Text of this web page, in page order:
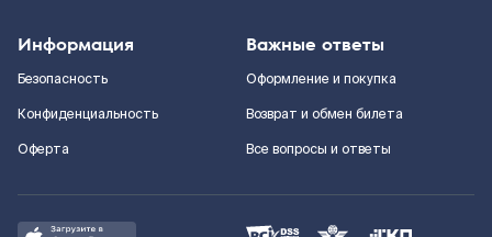
Информация
Безопасность
Конфиденциальность
Оферта
Важные ответы
Оформление и покупка
Возврат и обмен билета
Все вопросы и ответы